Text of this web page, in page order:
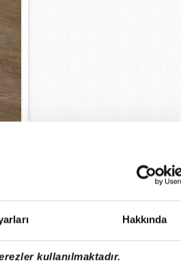
Hakkında
kullanılmaktadır.